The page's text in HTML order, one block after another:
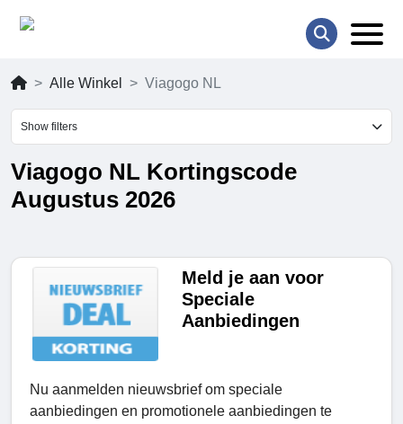
Alle Winkel Viagogo NL
Show filters
Viagogo NL Kortingscode
Augustus 2026
Meld je aan voor
Speciale
Aanbiedingen
Nu aanmelden nieuwsbrief om speciale
aanbiedingen en promotionele aanbiedingen te